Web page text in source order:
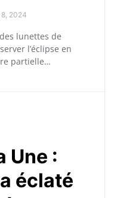
2024
lunettes de
l’éclipse en
partielle…
Une :
éclaté